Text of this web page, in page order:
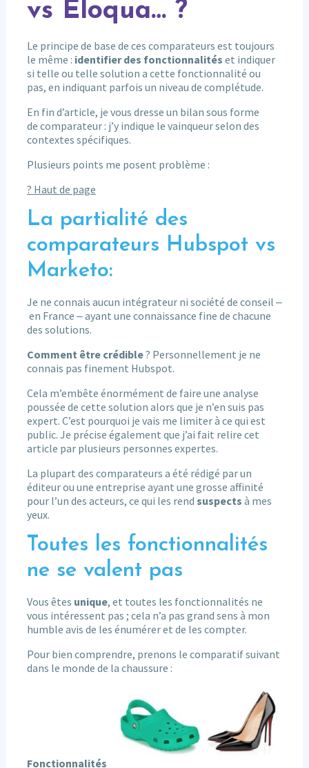
vs Eloqua… ?
Le principe de base de ces comparateurs est toujours
le même : identifier des fonctionnalités et indiquer
si telle ou telle solution a cette fonctionnalité ou
pas, en indiquant parfois un niveau de complétude.
En fin d’article, je vous dresse un bilan sous forme
de comparateur : j’y indique le vainqueur selon des
contextes spécifiques.
Plusieurs points me posent problème :
? Haut de page
La partialité des
comparateurs Hubspot vs
Marketo:
Je ne connais aucun intégrateur ni société de conseil ‒
en France ‒ ayant une connaissance fine de chacune
des solutions.
Comment être crédible? Personnellement je ne
connais pas finement Hubspot.
Cela m’embête énormément de faire une analyse
poussée de cette solution alors que je n’en suis pas
expert. C’est pourquoi je vais me limiter à ce qui est
public. Je précise également que j’ai fait relire cet
article par plusieurs personnes expertes.
La plupart des comparateurs a été rédigé par un
éditeur ou une entreprise ayant une grosse affinité
pour l’un des acteurs, ce qui les rend suspects à mes
yeux.
Toutes les fonctionnalités
ne se valent pas
Vous êtes unique, et toutes les fonctionnalités ne
vous intéressent pas ; cela n’a pas grand sens à mon
humble avis de les énumérer et de les compter.
Pour bien comprendre, prenons le comparatif suivant
dans le monde de la chaussure :
Fonctionnalités